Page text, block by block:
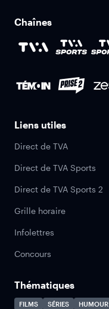
Chaînes
Liens utiles
Direct de TVA
Direct de TVA Sports
Direct de TVA Sports 2
Grille horaire
Infolettres
Concours
Thématiques
FILMS SÉRIES HUMOUR